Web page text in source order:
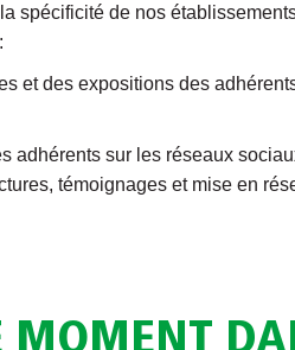
spécificité de nos
et des expositions des
adhérents sur les réseaux
témoignages et mise en